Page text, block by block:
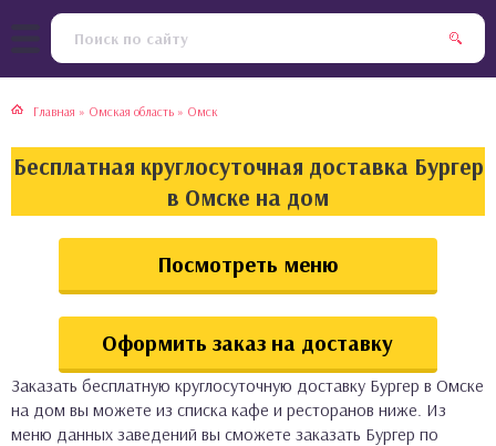
Главная » Омская область » Омск
Бесплатная круглосуточная доставка Бургер
в Омске на дом
Посмотреть меню
Оформить заказ на доставку
Заказать бесплатную круглосуточную доставку Бургер в Омске
на дом вы можете из списка кафе и ресторанов ниже. Из
меню данных заведений вы сможете заказать Бургер по
кухня
кухня